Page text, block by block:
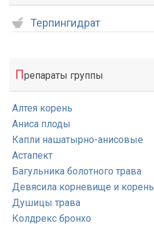
Терпингидрат
Препараты группы
Алтея корень
Аниса плоды
Капли нашатырно-анисовые
Астапект
Багульника болотного трава
Девясила корневище и корень
Душицы трава
Колдрекс бронхо